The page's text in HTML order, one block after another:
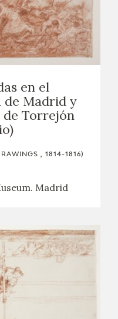
en el
de Madrid y
Torrejón
, 1814-1816)
Madrid